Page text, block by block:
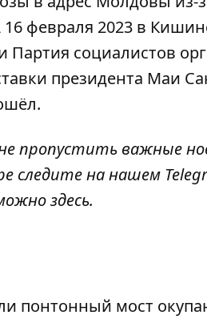
февраля 2023 в
Партия социалистов
президента Маи
пропустить важные
следите на нашем
здесь.
понтонный мост